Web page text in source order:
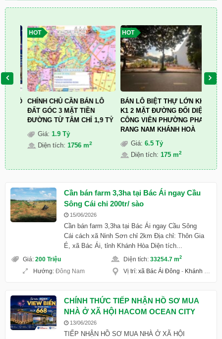
HỒ
HOT
CHÍNH CHỦ CẦN BÁN LÔ
ĐẤT GÓC 3 MẶT TIỀN
ĐƯỜNG TỪ TÂM CHỈ 1,9 TỶ
Giá:1.9 Tỷ
Diện tích:1756 m 2
HOT
BÁN LÔ BIỆT THỰ LỚN KHU
K1 2 MẶT ĐƯỜNG ĐỐI DIỆN
CÔNG VIÊN PHƯỜNG PHAN
RANG NAM KHÁNH HOÀ
Giá:6.5 Tỷ
Diện tích:175 m 2
HOT
Cần bán farm 3,3ha tại Bác Ái ngay Cầu
Sông Cái chỉ 200tr/ sào
15/06/2026
Cần bán farm 3,3ha tại Bác Ái ngay Cầu Sông
Cái cách xã Ninh Sơn chỉ 2km Địa chỉ: Thôn Gia
É, xã Bác Ái, tỉnh Khánh Hòa Diện tích...
Giá: 200 Triệu Diện tích: 33254.7 m2
Hướng: Đông Nam Vị trí: xã Bác Ái Đông - Khánh Hoà
CHÍNH THỨC TIẾP NHẬN HỒ SƠ MUA
NHÀ Ở XÃ HỘI HACOM OCEAN CITY
13/06/2026
TIẾP NHẬN HỒ SƠ MUA NHÀ Ở XÃ HỘI